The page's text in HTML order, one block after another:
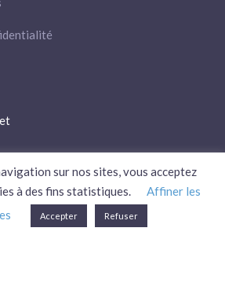
sur nos sites, vous acceptez
à des fins statistiques.
Affiner les
Accepter Refuser